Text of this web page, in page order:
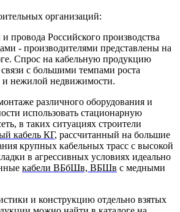
организаций:
провода Российского производства
- производителями представлены на
Спрос на кабельную продукцию
связи с большими темпами роста
и нежилой недвижимости.
различного оборудования и
использовать стационарную
в таких ситуациях строители
кабель КГ, рассчитанный на большие
крупных кабельных трасс с высокой
в агрессивных условиях идеально
кабели ВБбШв, ВБШв с медными
и конструкцию отдельно взятых